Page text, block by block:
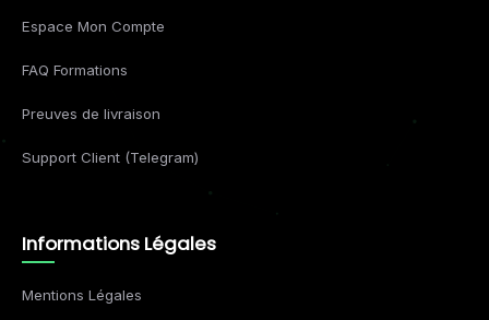
Espace Mon Compte
FAQ Formations
Preuves de livraison
Support Client (Telegram)
Informations Légales
Mentions Légales